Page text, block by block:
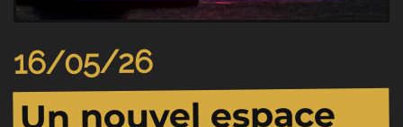
16/05/26
Un nouvel espace